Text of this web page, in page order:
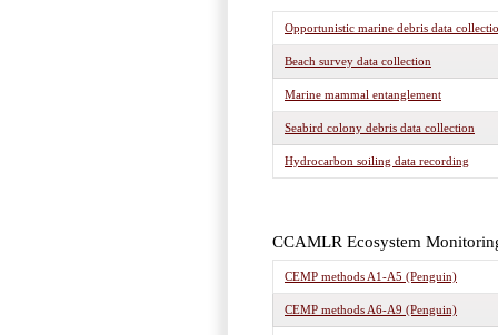
Opportunistic marine debris data
Beach survey data collection
Marine mammal entanglement
Seabird colony debris data collection
Hydrocarbon soiling data recording
CCAMLR Ecosystem
CEMP methods A1-A5 (Penguin)
CEMP methods A6-A9 (Penguin)